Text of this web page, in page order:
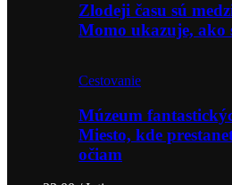
Zlodeji času sú
Momo ukazuje,
Cestovanie
Múzeum
Miesto, kde
očiam